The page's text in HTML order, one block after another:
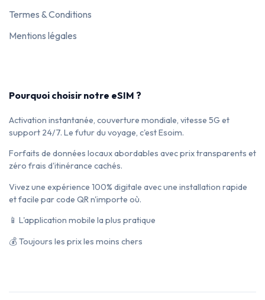
Termes & Conditions
Mentions légales
Pourquoi choisir notre eSIM ?
Activation instantanée, couverture mondiale, vitesse 5G et
support 24/7. Le futur du voyage, c'est Esoim.
Forfaits de données locaux abordables avec prix transparents et
zéro frais d'itinérance cachés.
Vivez une expérience 100% digitale avec une installation rapide
et facile par code QR n'importe où.
📱 L'application mobile la plus pratique
💰 Toujours les prix les moins chers